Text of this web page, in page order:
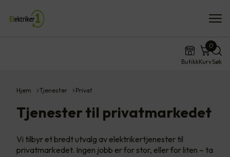
ButikkKurv
0
Søk
Hjem Tjenester Privat
Tjenester til privatmarkedet
Vi tilbyr et bredt utvalg av elektrikertjenester til
privatmarkedet. Ingen jobb er for stor, eller for liten – ta